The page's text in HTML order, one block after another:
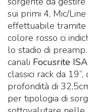
sui primi 4, Mic/
effettuabile tramite
colore rosso ci
lo stadio di
canali Focusrite
classici rack da
profondità di
per tipologia di